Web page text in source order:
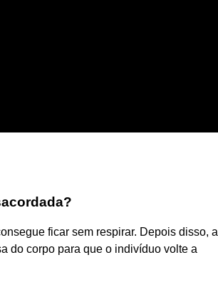
ficar sem respirar. Depois disso, a
do corpo para que o indivíduo volte a